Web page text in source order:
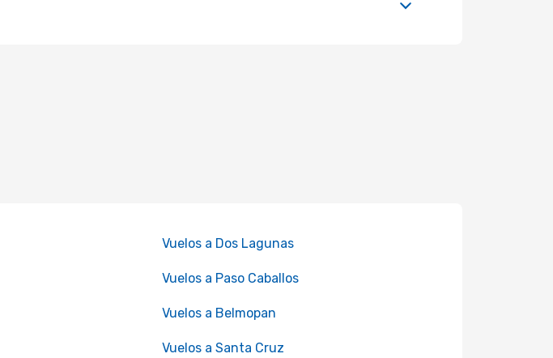
Vuelos a Dos Lagunas
Vuelos a Paso Caballos
Vuelos a Belmopan
Vuelos a Santa Cruz